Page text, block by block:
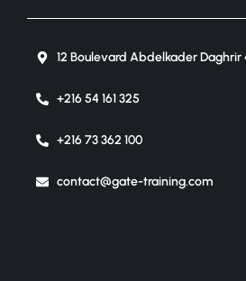
12 Boulevard Abdelkader Daghrir
+216 54 161 325
+216 73 362 100
contact@gate-training.com